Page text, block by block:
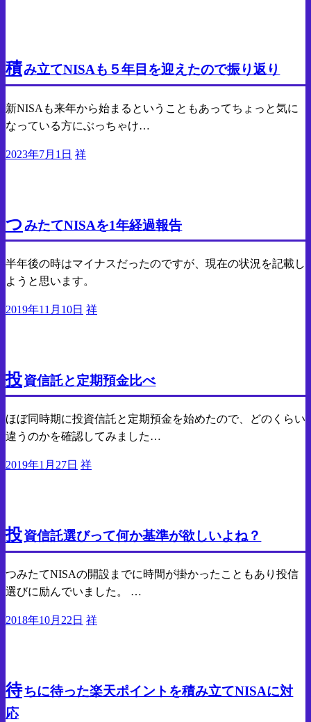
積み立てNISAも５年目を迎えたので振り返り
新NISAも来年から始まるということもあってちょっと気に
なっている方にぶっちゃけ…
投
2023年7月1日 祥
つ みたてNISAを1年経過報告
半年後の時はマイナスだったのですが、現在の状況を記載し
ようと思います。
投
2019年11月10日 祥
投資信託と定期預金比べ
ほぼ同時期に投資信託と定期預金を始めたので、どのくらい
違うのかを確認してみました…
投
2019年1月27日 祥
投資信託選びって何か基準が欲しいよね？
つみたてNISAの開設までに時間が掛かったこともあり投信
選びに励んでいました。 …
投
2018年10月22日 祥
待ちに待った楽天ポイントを積み立てNISAに対
応